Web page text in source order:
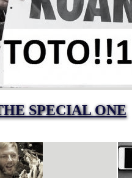
SPECIAL ONE